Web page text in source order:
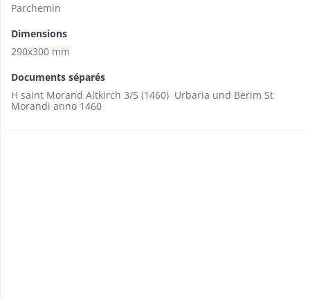
Parchemin
Dimensions
290x300 mm
Documents séparés
H saint Morand Altkirch 3/5 (1460) Urbaria und Berim St
Morandi anno 1460